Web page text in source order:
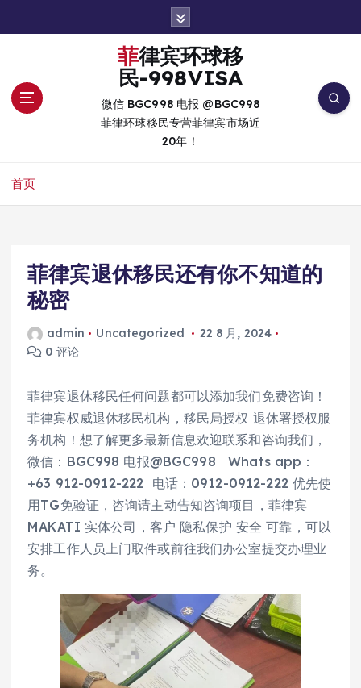
菲律宾环球移
民-998VISA
微信 BGC998 电报 @BGC998
菲律环球移民专营菲律宾市场近
20年！
首页
菲律宾退休移民还有你不知道的
秘密
admin Uncategorized
22 8 月, 2024
0 评论
菲律宾退休移民任何问题都可以添加我们免费咨询！
菲律宾权威退休移民机构，移民局授权 退休署授权服
务机构！想了解更多最新信息欢迎联系和咨询我们，
微信：BGC998 电报@BGC998 Whats app：
+63 912-0912-222 电话：0912-0912-222 优先使
用TG免验证，咨询请主动告知咨询项目，菲律宾
MAKATI 实体公司，客户 隐私保护 安全 可靠，可以
安排工作人员上门取件或前往我们办公室提交办理业
务。